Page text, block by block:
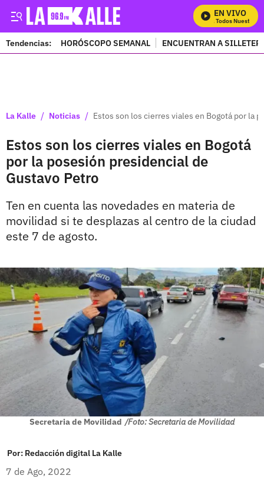
EN VIVO
Mira Todos Nuestros
Tendencias: HORÓSCOPO SEMANAL ENCUENTRAN A
La Kalle / Noticias / Estos son los cierres viales en Bogotá por la
Estos son los cierres viales en Bogotá
por la posesión presidencial de
Gustavo Petro
Ten en cuenta las novedades en materia de
movilidad si te desplazas al centro de la ciudad
este 7 de agosto.
Secretaria de Movilidad /Foto: Secretaria de Movilidad
Por: Redacción digital La Kalle
7 de Ago, 2022